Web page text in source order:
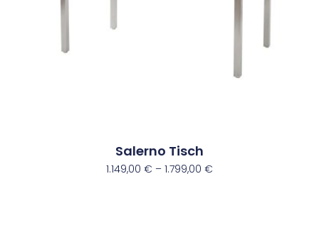
Salerno Tisch
1.149,00 € – 1.799,00 €